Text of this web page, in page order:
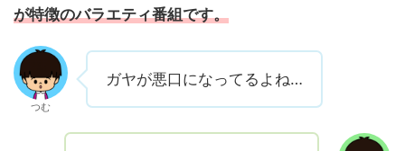
が特徴のバラエティ番組です。
つむ
ガヤが悪口になってるよね…